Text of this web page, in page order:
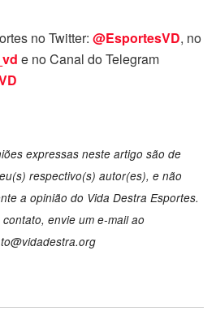
no Twitter: @EsportesVD, no
e no Canal do Telegram
expressas neste artigo são de
respectivo(s) autor(es), e não
a opinião do Vida Destra Esportes.
envie um e-mail ao